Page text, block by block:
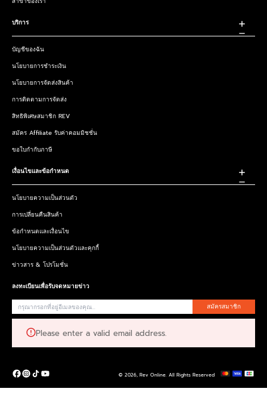
บริการ
บัญชีของฉัน
นโยบายการชำระเงิน
นโยบายการจัดส่งสินค้า
การติดตามการจัดส่ง
สิทธิพิเศษสมาชิก REV
สมัคร Affiliate รับค่าคอมมิชชั่น
ขอใบกำกับภาษี
เงื่อนไขและข้อกำหนด
นโยบายความเป็นส่วนตัว
การเปลี่ยนคืนสินค้า
ข้อกำหนดและเงื่อนไข
นโยบายความเป็นส่วนตัวและคุกกี้
ข่าวสาร & โปรโมชั่น
ลงทะเบียนเพื่อรับจดหมายข่าว
สมัครสมาชิก
Please enter a valid email address.
© 2026, Rev Online. All Rights Reserved